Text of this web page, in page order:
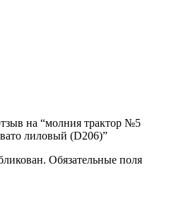
на “молния трактор №5
лиловый (D206)”
Обязательные поля